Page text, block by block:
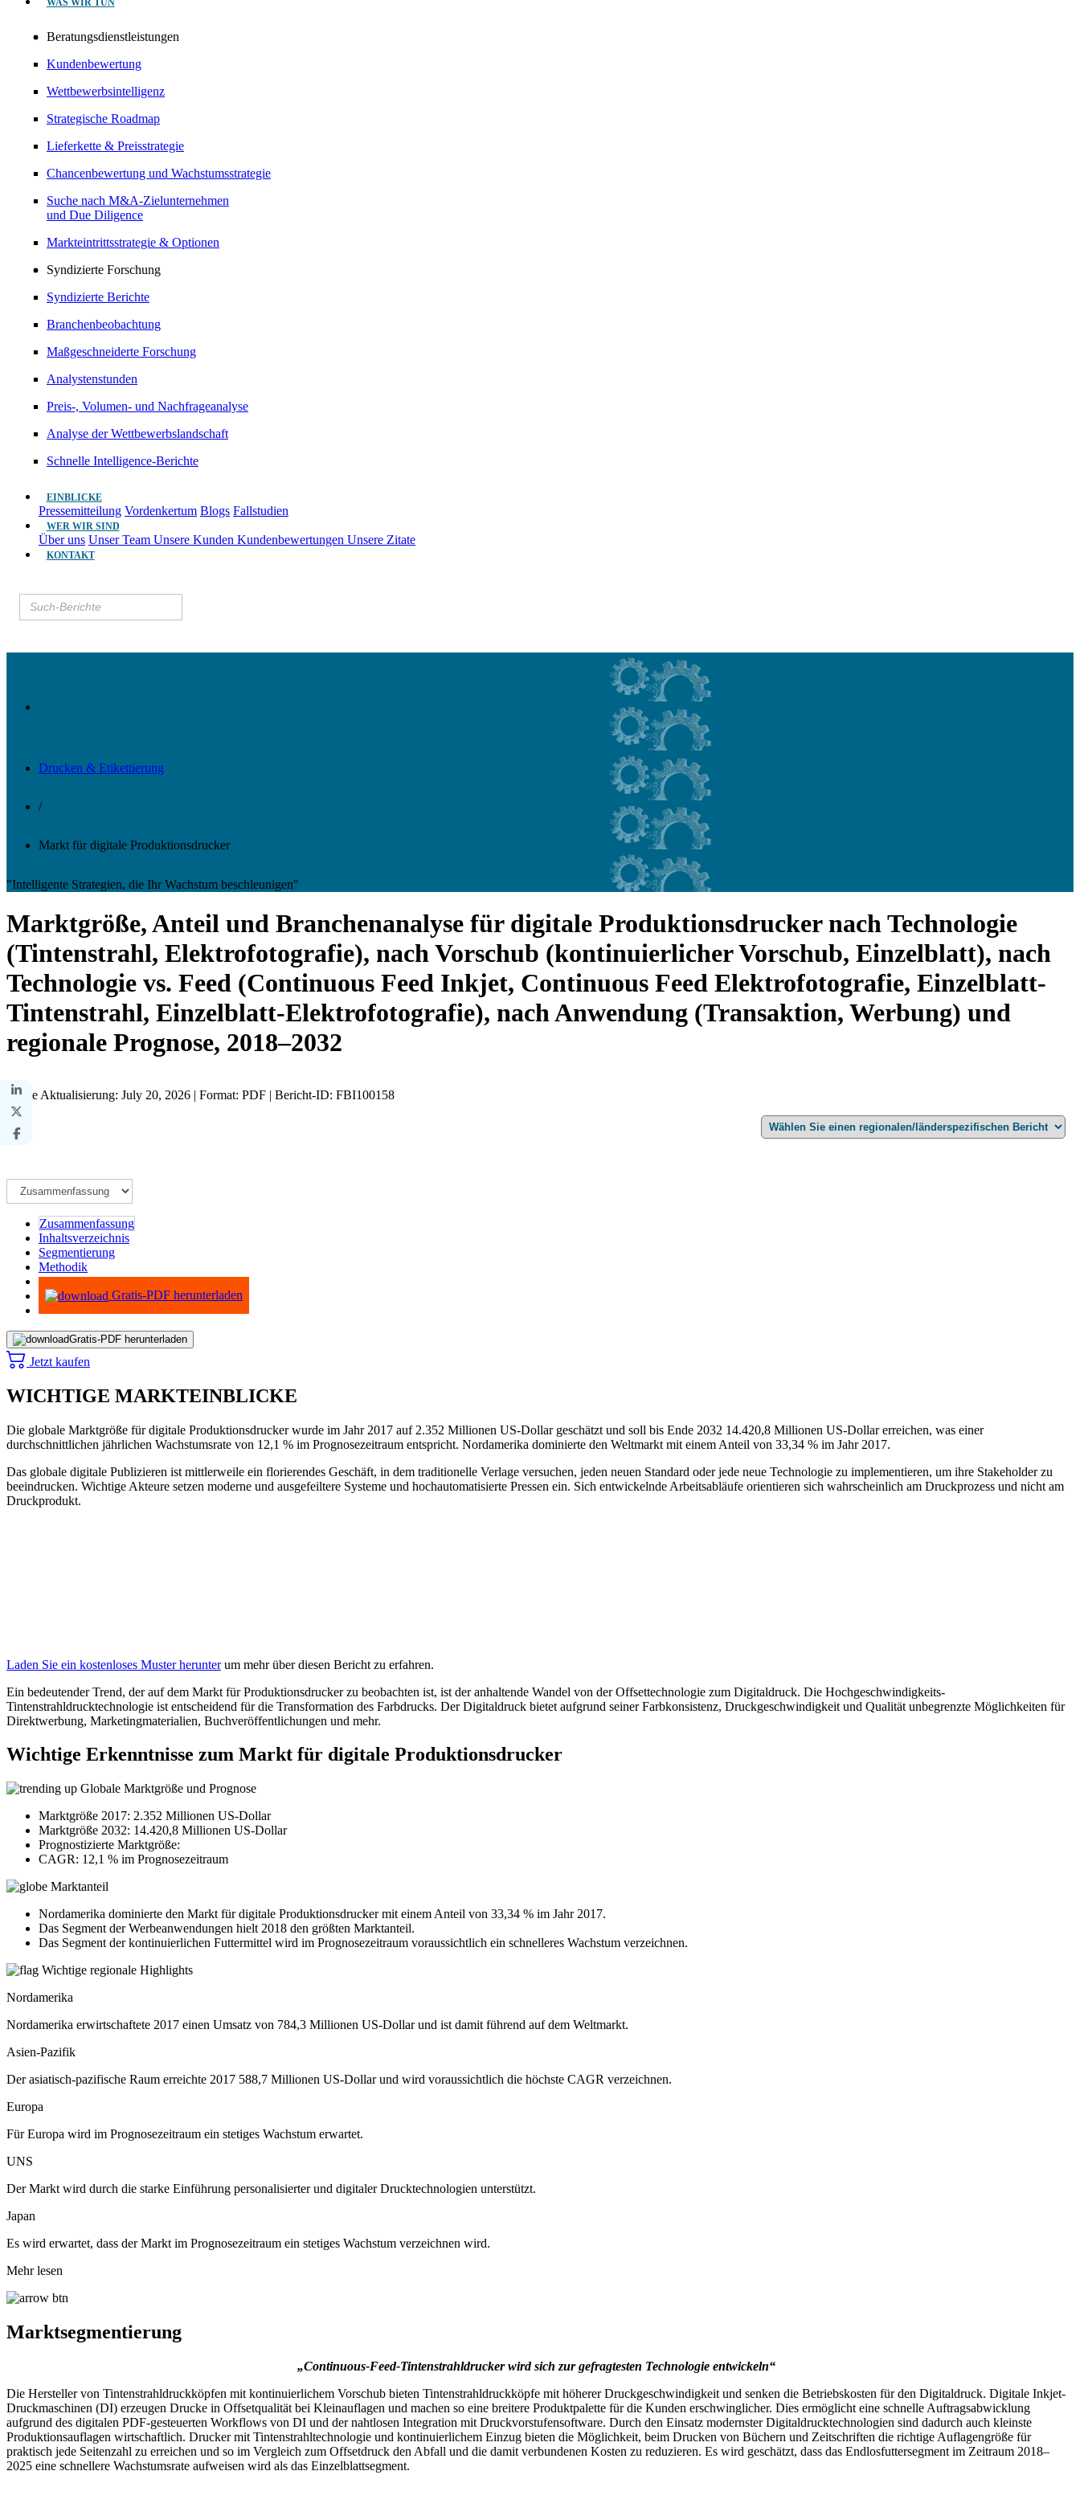
WAS WIR TUN
Beratungsdienstleistungen
Kundenbewertung
Wettbewerbsintelligenz
Strategische Roadmap
Lieferkette & Preisstrategie
Chancenbewertung und Wachstumsstrategie
Suche nach M&A-Zielunternehmen
und Due Diligence
Markteintrittsstrategie & Optionen
Syndizierte Forschung
Syndizierte Berichte
Branchenbeobachtung
Maßgeschneiderte Forschung
Analystenstunden
Preis-, Volumen- und Nachfrageanalyse
Analyse der Wettbewerbslandschaft
Schnelle Intelligence-Berichte
EINBLICKE
Pressemitteilung Vordenkertum Blogs Fallstudien
WER WIR SIND
Über uns Unser Team Unsere Kunden Kundenbewertungen Unsere Zitate
KONTAKT
Drucken & Etikettierung
/
Markt für digitale Produktionsdrucker
"Intelligente Strategien, die Ihr Wachstum beschleunigen"
Marktgröße, Anteil und Branchenanalyse für digitale Produktionsdrucker nach Technologie
(Tintenstrahl, Elektrofotografie), nach Vorschub (kontinuierlicher Vorschub, Einzelblatt), nach
Technologie vs. Feed (Continuous Feed Inkjet, Continuous Feed Elektrofotografie, Einzelblatt-
Tintenstrahl, Einzelblatt-Elektrofotografie), nach Anwendung (Transaktion, Werbung) und
regionale Prognose, 2018–2032
Letzte Aktualisierung: July 20, 2026 | Format: PDF | Bericht-ID: FBI100158
Zusammenfassung
Inhaltsverzeichnis
Segmentierung
Methodik
Infografiken
Gratis-PDF herunterladen
Gratis-PDF herunterladen
Jetzt kaufen
WICHTIGE MARKTEINBLICKE
Die globale Marktgröße für digitale Produktionsdrucker wurde im Jahr 2017 auf 2.352 Millionen US-Dollar geschätzt und soll bis Ende 2032 14.420,8 Millionen US-Dollar erreichen, was einer
durchschnittlichen jährlichen Wachstumsrate von 12,1 % im Prognosezeitraum entspricht. Nordamerika dominierte den Weltmarkt mit einem Anteil von 33,34 % im Jahr 2017.
Das globale digitale Publizieren ist mittlerweile ein florierendes Geschäft, in dem traditionelle Verlage versuchen, jeden neuen Standard oder jede neue Technologie zu implementieren, um ihre Stakeholder zu
beeindrucken. Wichtige Akteure setzen moderne und ausgefeiltere Systeme und hochautomatisierte Pressen ein. Sich entwickelnde Arbeitsabläufe orientieren sich wahrscheinlich am Druckprozess und nicht am
Druckprodukt.
Laden Sie ein kostenloses Muster herunterum mehr über diesen Bericht zu erfahren.
Ein bedeutender Trend, der auf dem Markt für Produktionsdrucker zu beobachten ist, ist der anhaltende Wandel von der Offsettechnologie zum Digitaldruck. Die Hochgeschwindigkeits-
Tintenstrahldrucktechnologie ist entscheidend für die Transformation des Farbdrucks. Der Digitaldruck bietet aufgrund seiner Farbkonsistenz, Druckgeschwindigkeit und Qualität unbegrenzte Möglichkeiten für
Direktwerbung, Marketingmaterialien, Buchveröffentlichungen und mehr.
Wichtige Erkenntnisse zum Markt für digitale Produktionsdrucker
Globale Marktgröße und Prognose
Marktgröße 2017: 2.352 Millionen US-Dollar
Marktgröße 2032: 14.420,8 Millionen US-Dollar
Prognostizierte Marktgröße:
CAGR: 12,1 % im Prognosezeitraum
Marktanteil
Nordamerika dominierte den Markt für digitale Produktionsdrucker mit einem Anteil von 33,34 % im Jahr 2017.
Das Segment der Werbeanwendungen hielt 2018 den größten Marktanteil.
Das Segment der kontinuierlichen Futtermittel wird im Prognosezeitraum voraussichtlich ein schnelleres Wachstum verzeichnen.
Wichtige regionale Highlights
Nordamerika
Nordamerika erwirtschaftete 2017 einen Umsatz von 784,3 Millionen US-Dollar und ist damit führend auf dem Weltmarkt.
Asien-Pazifik
Der asiatisch-pazifische Raum erreichte 2017 588,7 Millionen US-Dollar und wird voraussichtlich die höchste CAGR verzeichnen.
Europa
Für Europa wird im Prognosezeitraum ein stetiges Wachstum erwartet.
UNS
Der Markt wird durch die starke Einführung personalisierter und digitaler Drucktechnologien unterstützt.
Japan
Es wird erwartet, dass der Markt im Prognosezeitraum ein stetiges Wachstum verzeichnen wird.
Mehr lesen
Marktsegmentierung
„Continuous-Feed-Tintenstrahldrucker wird sich zur gefragtesten Technologie entwickeln“
Die Hersteller von Tintenstrahldruckköpfen mit kontinuierlichem Vorschub bieten Tintenstrahldruckköpfe mit höherer Druckgeschwindigkeit und senken die Betriebskosten für den Digitaldruck. Digitale Inkjet-
Druckmaschinen (DI) erzeugen Drucke in Offsetqualität bei Kleinauflagen und machen so eine breitere Produktpalette für die Kunden erschwinglicher. Dies ermöglicht eine schnelle Auftragsabwicklung
aufgrund des digitalen PDF-gesteuerten Workflows von DI und der nahtlosen Integration mit Druckvorstufensoftware. Durch den Einsatz modernster Digitaldrucktechnologien sind dadurch auch kleinste
Produktionsauflagen wirtschaftlich. Drucker mit Tintenstrahltechnologie und kontinuierlichem Einzug bieten die Möglichkeit, beim Drucken von Büchern und Zeitschriften die richtige Auflagengröße für
praktisch jede Seitenzahl zu erreichen und so im Vergleich zum Offsetdruck den Abfall und die damit verbundenen Kosten zu reduzieren. Es wird geschätzt, dass das Endlosfuttersegment im Zeitraum 2018–
2025 eine schnellere Wachstumsrate aufweisen wird als das Einzelblattsegment.